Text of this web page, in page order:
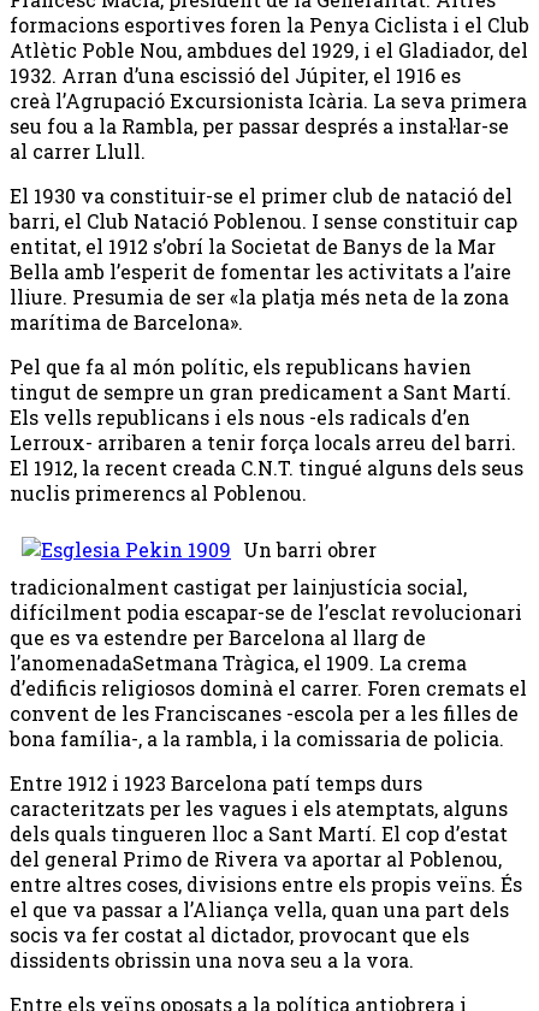
formacions esportives foren la Penya Ciclista i el Club
Atlètic Poble Nou, ambdues del 1929, i el Gladiador, del
1932. Arran d’una escissió del Júpiter, el 1916 es
creà l’Agrupació Excursionista Icària. La seva primera
seu fou a la Rambla, per passar després a instal·lar-se
al carrer Llull.
El 1930 va constituir-se el primer club de natació del
barri, el Club Natació Poblenou. I sense constituir cap
entitat, el 1912 s’obrí la Societat de Banys de la Mar
Bella amb l’esperit de fomentar les activitats a l’aire
lliure. Presumia de ser «la platja més neta de la zona
marítima de Barcelona».
Pel que fa al món polític, els republicans havien
tingut de sempre un gran predicament a Sant Martí.
Els vells republicans i els nous -els radicals d’en
Lerroux- arribaren a tenir força locals arreu del barri.
El 1912, la recent creada C.N.T. tingué alguns dels seus
nuclis primerencs al Poblenou.
Un barri obrer
tradicionalment castigat per lainjustícia social,
difícilment podia escapar-se de l’esclat revolucionari
que es va estendre per Barcelona al llarg de
l’anomenadaSetmana Tràgica, el 1909. La crema
d’edificis religiosos dominà el carrer. Foren cremats el
convent de les Franciscanes -escola per a les filles de
bona família-, a la rambla, i la comissaria de policia.
Entre 1912 i 1923 Barcelona patí temps durs
caracteritzats per les vagues i els atemptats, alguns
dels quals tingueren lloc a Sant Martí. El cop d’estat
del general Primo de Rivera va aportar al Poblenou,
entre altres coses, divisions entre els propis veïns. És
el que va passar a l’Aliança vella, quan una part dels
socis va fer costat al dictador, provocant que els
dissidents obrissin una nova seu a la vora.
Entre els veïns oposats a la política antiobrera i